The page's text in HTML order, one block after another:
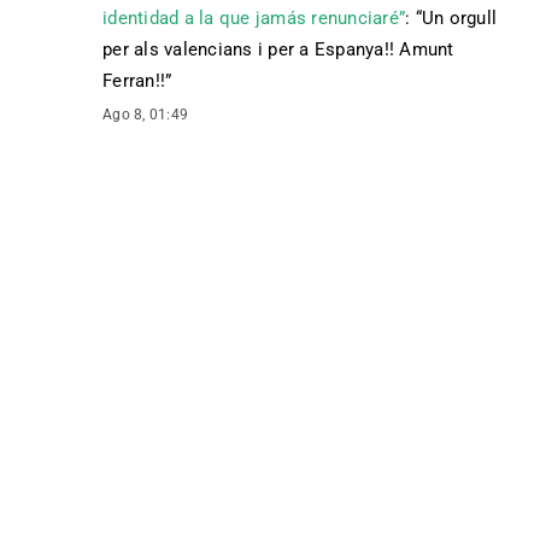
identidad a la que jamás renunciaré”: “Un orgull
per als valencians i per a Espanya!! Amunt
Ferran!!”
Ago 8, 01:49